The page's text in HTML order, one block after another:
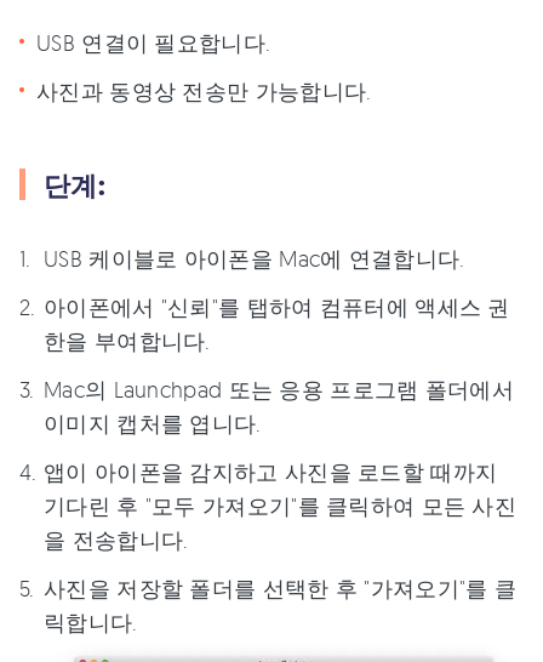
USB 연결이 필요합니다.
사진과 동영상 전송만 가능합니다.
단계:
USB 케이블로 아이폰을 Mac에 연결합니다.
아이폰에서 "신뢰"를 탭하여 컴퓨터에 액세스 권
한을 부여합니다.
Mac의 Launchpad 또는 응용 프로그램 폴더에서
이미지 캡처를 엽니다.
앱이 아이폰을 감지하고 사진을 로드할 때까지
기다린 후 "모두 가져오기"를 클릭하여 모든 사진
을 전송합니다.
사진을 저장할 폴더를 선택한 후 "가져오기"를 클
릭합니다.